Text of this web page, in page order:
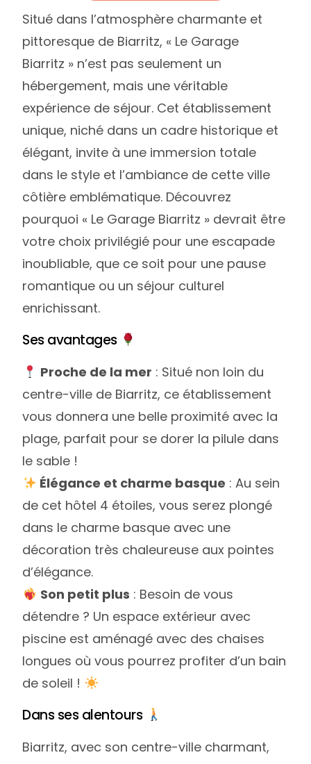
Situé dans l’atmosphère charmante et
pittoresque de Biarritz, « Le Garage
Biarritz » n’est pas seulement un
hébergement, mais une véritable
expérience de séjour. Cet établissement
unique, niché dans un cadre historique et
élégant, invite à une immersion totale
dans le style et l’ambiance de cette ville
côtière emblématique. Découvrez
pourquoi « Le Garage Biarritz » devrait être
votre choix privilégié pour une escapade
inoubliable, que ce soit pour une pause
romantique ou un séjour culturel
enrichissant.
Ses avantages
Proche de la mer : Situé non loin du
centre-ville de Biarritz, ce établissement
vous donnera une belle proximité avec la
plage, parfait pour se dorer la pilule dans
le sable !
Élégance et charme basque : Au sein
de cet hôtel 4 étoiles, vous serez plongé
dans le charme basque avec une
décoration très chaleureuse aux pointes
d’élégance.
Son petit plus : Besoin de vous
détendre ? Un espace extérieur avec
piscine est aménagé avec des chaises
longues où vous pourrez profiter d’un bain
de soleil !
Dans ses alentours
Biarritz, avec son centre-ville charmant,